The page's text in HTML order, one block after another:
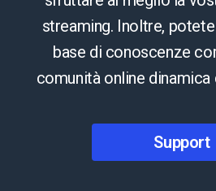
streaming. Inoltre,
base di conoscenze
comunità online
Support